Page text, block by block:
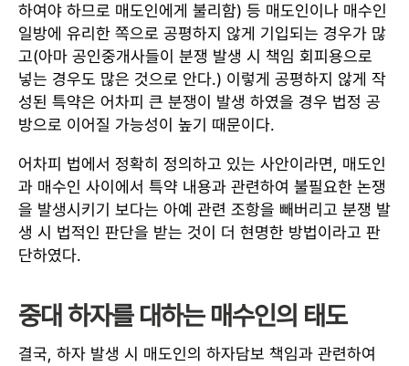
하여야 하므로 매도인에게 불리함) 등 매도인이나 매수인
일방에 유리한 쪽으로 공평하지 않게 기입되는 경우가 많
고(아마 공인중개사들이 분쟁 발생 시 책임 회피용으로
넣는 경우도 많은 것으로 안다.) 이렇게 공평하지 않게 작
성된 특약은 어차피 큰 분쟁이 발생 하였을 경우 법정 공
방으로 이어질 가능성이 높기 때문이다.
어차피 법에서 정확히 정의하고 있는 사안이라면, 매도인
과 매수인 사이에서 특약 내용과 관련하여 불필요한 논쟁
을 발생시키기 보다는 아예 관련 조항을 빼버리고 분쟁 발
생 시 법적인 판단을 받는 것이 더 현명한 방법이라고 판
단하였다.
중대 하자를 대하는 매수인의 태도
결국, 하자 발생 시 매도인의 하자담보 책임과 관련하여